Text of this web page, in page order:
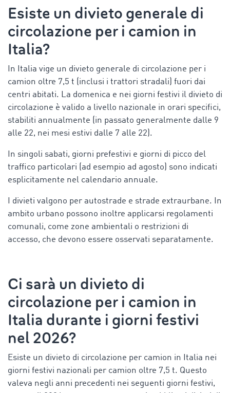
Esiste un divieto generale di
circolazione per i camion in
Italia?
In Italia vige un divieto generale di circolazione per i
camion oltre 7,5 t (inclusi i trattori stradali) fuori dai
centri abitati. La domenica e nei giorni festivi il divieto di
circolazione è valido a livello nazionale in orari specifici,
stabiliti annualmente (in passato generalmente dalle 9
alle 22, nei mesi estivi dalle 7 alle 22).
In singoli sabati, giorni prefestivi e giorni di picco del
traffico particolari (ad esempio ad agosto) sono indicati
esplicitamente nel calendario annuale.
I divieti valgono per autostrade e strade extraurbane. In
ambito urbano possono inoltre applicarsi regolamenti
comunali, come zone ambientali o restrizioni di
accesso, che devono essere osservati separatamente.
Ci sarà un divieto di
circolazione per i camion in
Italia durante i giorni festivi
nel 2026?
Esiste un divieto di circolazione per camion in Italia nei
giorni festivi nazionali per camion oltre 7,5 t. Questo
valeva negli anni precedenti nei seguenti giorni festivi,